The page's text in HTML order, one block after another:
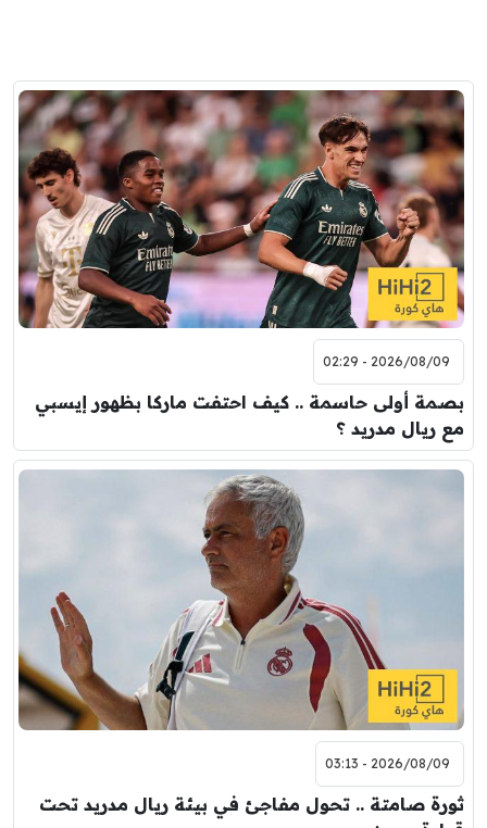
2026/08/09 - 02:29
بصمة أولى حاسمة .. كيف احتفت ماركا بظهور إيسبي
مع ريال مدريد ؟
2026/08/09 - 03:13
ثورة صامتة .. تحول مفاجئ في بيئة ريال مدريد تحت